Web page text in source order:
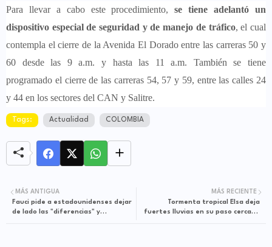
Para llevar a cabo este procedimiento,se tiene adelantó un
dispositivo especial de seguridad y de manejo de tráfico, el cual
contempla el cierre de la Avenida El Dorado entre las carreras 50 y
60 desde las 9 a.m. y hasta las 11 a.m. También se tiene
programado el cierre de las carreras 54, 57 y 59, entre las calles 24
y 44 en los sectores del CAN y Salitre.
Tags: Actualidad COLOMBIA
MÁS RECIENTE
Tormenta tropical Elsa deja
fuertes lluvias en su paso cercano
MÁS ANTIGUA
Fauci pide a estadounidenses dejar
de lado las "diferencias" y